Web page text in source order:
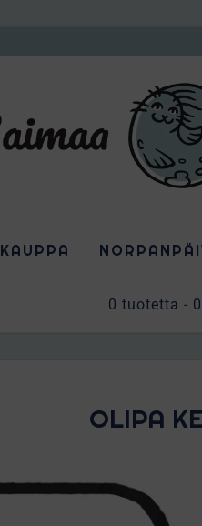
KAUPPA
0 tuotetta -
OLIPA